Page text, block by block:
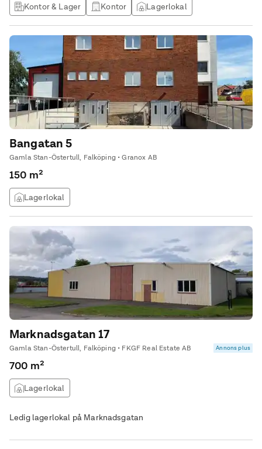
Kontor & Lager Kontor
Lagerlokal
Övrig lokal
Bangatan 5
Gamla Stan-Östertull, Falköping • Granox AB
150 m²
Lagerlokal
Marknadsgatan 17
Gamla Stan-Östertull, Falköping • FKGF Real Estate AB Annons plus
700 m²
Lagerlokal
Ledig lagerlokal på Marknadsgatan